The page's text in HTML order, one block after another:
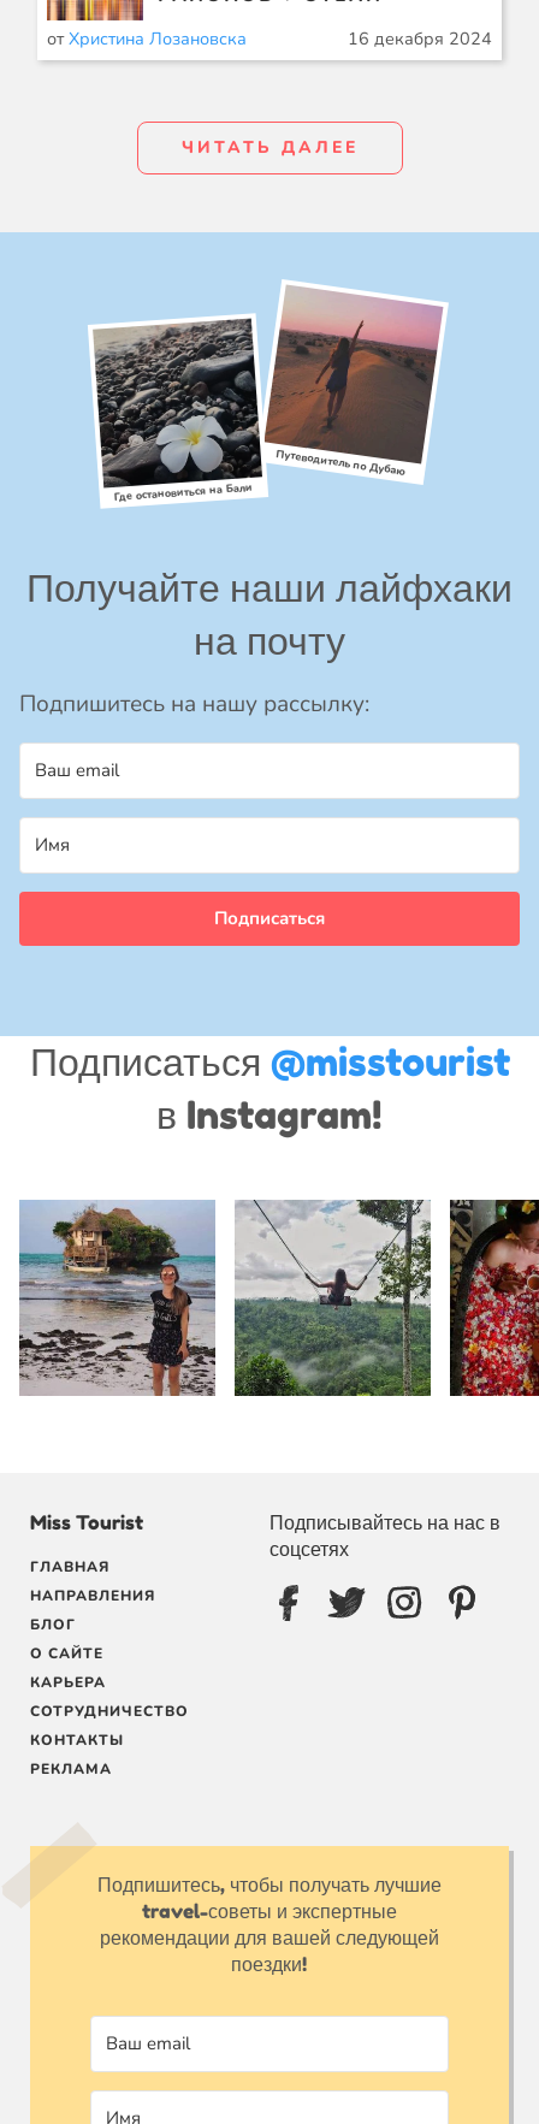
отХристина Лозановска 16 декабря 2024
ЧИТАТЬ ДАЛЕЕ
Где остановиться на Бали
Путеводитель по Дубаю
Получайте наши лайфхаки
на почту
Подпишитесь на нашу рассылку:
Подписаться
Подписаться @misstourist
в Instagram!
Miss Tourist
ГЛАВНАЯ
НАПРАВЛЕНИЯ
БЛОГ
О САЙТЕ
КАРЬЕРА
СОТРУДНИЧЕСТВО
КОНТАКТЫ
РЕКЛАМА
Подписывайтесь на нас в
соцсетях
Подпишитесь, чтобы получать лучшие
travel-советы и экспертные
рекомендации для вашей следующей
поездки!